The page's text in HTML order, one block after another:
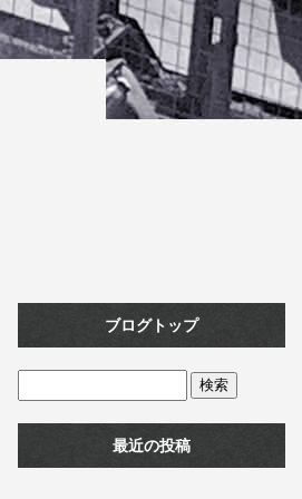
ブログトップ
最近の投稿